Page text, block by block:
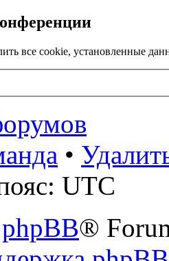
все cookie, установленные
•
UTC
phpBB®